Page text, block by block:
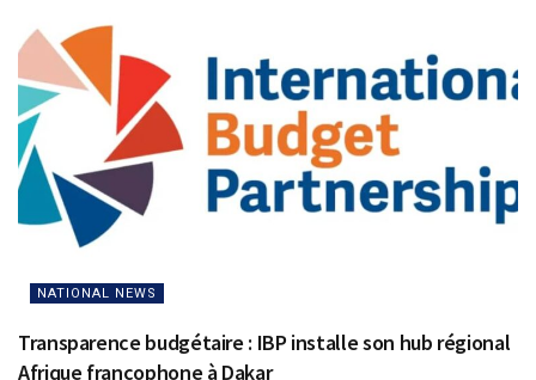
NATIONAL NEWS
Transparence budgétaire : IBP installe son hub régional
Afrique francophone à Dakar